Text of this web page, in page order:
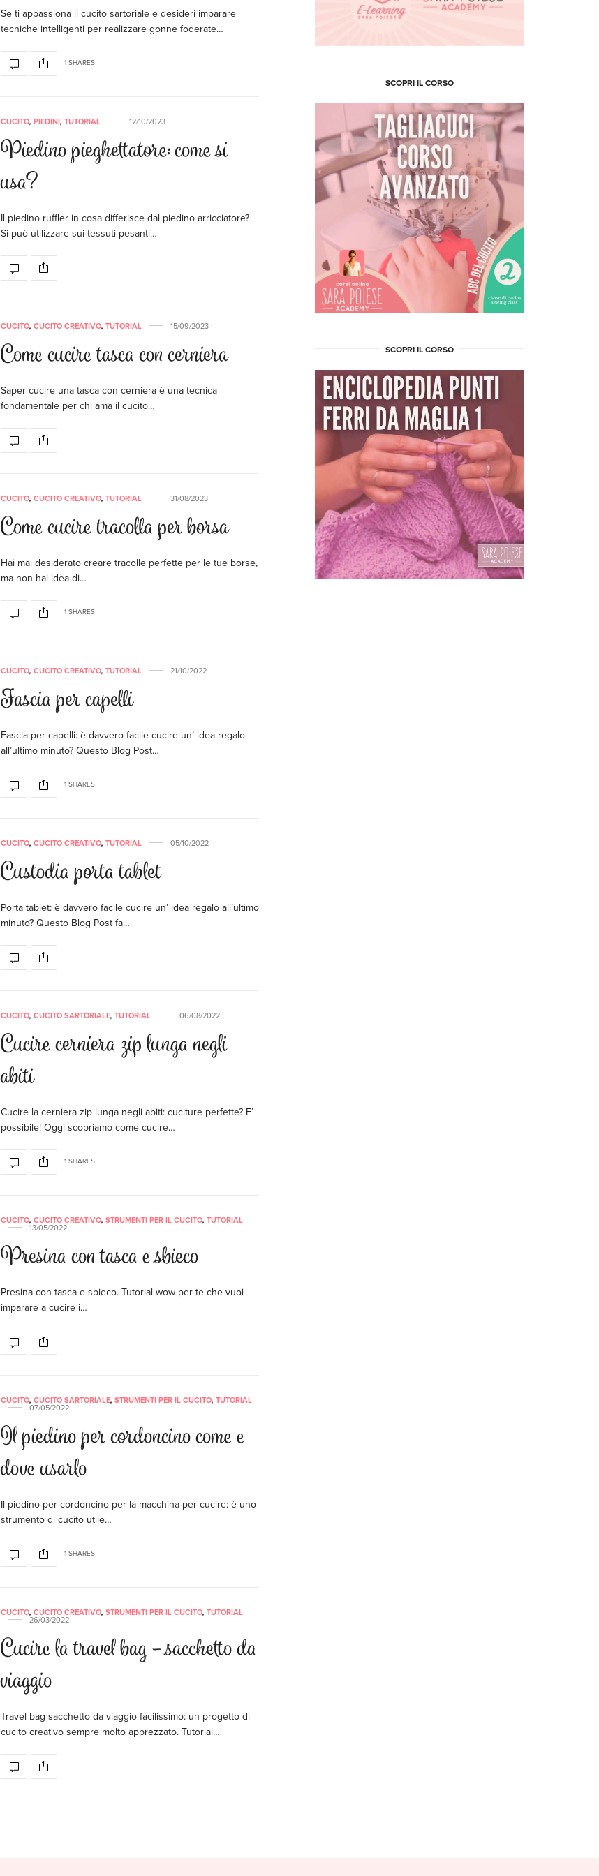
Se ti appassiona il cucito sartoriale e desideri imparare
tecniche intelligenti per realizzare gonne foderate…
1 SHARES
CUCITO, PIEDINI, TUTORIAL 12/10/2023
Piedino pieghettatore: come si
usa?
Il piedino ruffler in cosa differisce dal piedino arricciatore?
Si può utilizzare sui tessuti pesanti…
CUCITO, CUCITO CREATIVO, TUTORIAL 15/09/2023
Come cucire tasca con cerniera
Saper cucire una tasca con cerniera è una tecnica
fondamentale per chi ama il cucito…
CUCITO, CUCITO CREATIVO, TUTORIAL 31/08/2023
Come cucire tracolla per borsa
Hai mai desiderato creare tracolle perfette per le tue borse,
ma non hai idea di…
1 SHARES
CUCITO, CUCITO CREATIVO, TUTORIAL 21/10/2022
Fascia per capelli
Fascia per capelli: è davvero facile cucire un’ idea regalo
all’ultimo minuto? Questo Blog Post…
1 SHARES
CUCITO, CUCITO CREATIVO, TUTORIAL 05/10/2022
Custodia porta tablet
Porta tablet: è davvero facile cucire un’ idea regalo all’ultimo
minuto? Questo Blog Post fa…
CUCITO, CUCITO SARTORIALE, TUTORIAL 06/08/2022
Cucire cerniera zip lunga negli
abiti
Cucire la cerniera zip lunga negli abiti: cuciture perfette? E’
possibile! Oggi scopriamo come cucire…
1 SHARES
CUCITO, CUCITO CREATIVO, STRUMENTI PER IL CUCITO, TUTORIAL
13/05/2022
Presina con tasca e sbieco
Presina con tasca e sbieco. Tutorial wow per te che vuoi
imparare a cucire i…
CUCITO, CUCITO SARTORIALE, STRUMENTI PER IL CUCITO, TUTORIAL
07/05/2022
Il piedino per cordoncino come e
dove usarlo
Il piedino per cordoncino per la macchina per cucire: è uno
strumento di cucito utile…
1 SHARES
CUCITO, CUCITO CREATIVO, STRUMENTI PER IL CUCITO, TUTORIAL
26/03/2022
Cucire la travel bag – sacchetto da
viaggio
Travel bag sacchetto da viaggio facilissimo: un progetto di
cucito creativo sempre molto apprezzato. Tutorial…
SCOPRI IL CORSO
SCOPRI IL CORSO